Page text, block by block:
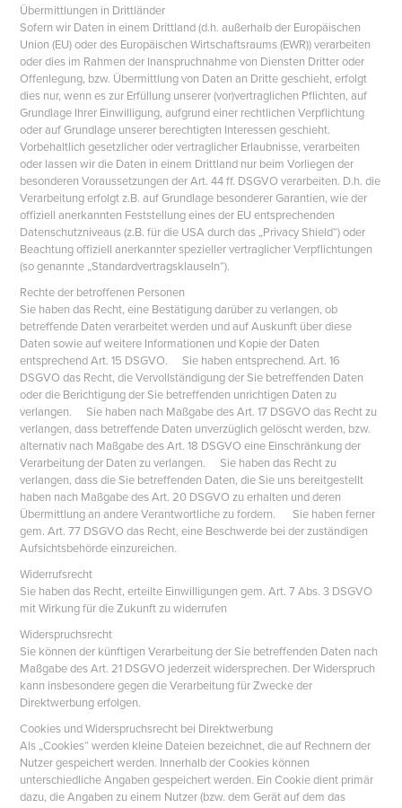
Übermittlungen in Drittländer
Sofern wir Daten in einem Drittland (d.h. außerhalb der Europäischen
Union (EU) oder des Europäischen Wirtschaftsraums (EWR)) verarbeiten
oder dies im Rahmen der Inanspruchnahme von Diensten Dritter oder
Offenlegung, bzw. Übermittlung von Daten an Dritte geschieht, erfolgt
dies nur, wenn es zur Erfüllung unserer (vor)vertraglichen Pflichten, auf
Grundlage Ihrer Einwilligung, aufgrund einer rechtlichen Verpflichtung
oder auf Grundlage unserer berechtigten Interessen geschieht.
Vorbehaltlich gesetzlicher oder vertraglicher Erlaubnisse, verarbeiten
oder lassen wir die Daten in einem Drittland nur beim Vorliegen der
besonderen Voraussetzungen der Art. 44 ff. DSGVO verarbeiten. D.h. die
Verarbeitung erfolgt z.B. auf Grundlage besonderer Garantien, wie der
offiziell anerkannten Feststellung eines der EU entsprechenden
Datenschutzniveaus (z.B. für die USA durch das „Privacy Shield“) oder
Beachtung offiziell anerkannter spezieller vertraglicher Verpflichtungen
(so genannte „Standardvertragsklauseln“).
Rechte der betroffenen Personen
Sie haben das Recht, eine Bestätigung darüber zu verlangen, ob
betreffende Daten verarbeitet werden und auf Auskunft über diese
Daten sowie auf weitere Informationen und Kopie der Daten
entsprechend Art. 15 DSGVO. Sie haben entsprechend. Art. 16
DSGVO das Recht, die Vervollständigung der Sie betreffenden Daten
oder die Berichtigung der Sie betreffenden unrichtigen Daten zu
verlangen. Sie haben nach Maßgabe des Art. 17 DSGVO das Recht zu
verlangen, dass betreffende Daten unverzüglich gelöscht werden, bzw.
alternativ nach Maßgabe des Art. 18 DSGVO eine Einschränkung der
Verarbeitung der Daten zu verlangen. Sie haben das Recht zu
verlangen, dass die Sie betreffenden Daten, die Sie uns bereitgestellt
haben nach Maßgabe des Art. 20 DSGVO zu erhalten und deren
Übermittlung an andere Verantwortliche zu fordern. Sie haben ferner
gem. Art. 77 DSGVO das Recht, eine Beschwerde bei der zuständigen
Aufsichtsbehörde einzureichen.
Widerrufsrecht
Sie haben das Recht, erteilte Einwilligungen gem. Art. 7 Abs. 3 DSGVO
mit Wirkung für die Zukunft zu widerrufen
Widerspruchsrecht
Sie können der künftigen Verarbeitung der Sie betreffenden Daten nach
Maßgabe des Art. 21 DSGVO jederzeit widersprechen. Der Widerspruch
kann insbesondere gegen die Verarbeitung für Zwecke der
Direktwerbung erfolgen.
Cookies und Widerspruchsrecht bei Direktwerbung
Als „Cookies“ werden kleine Dateien bezeichnet, die auf Rechnern der
Nutzer gespeichert werden. Innerhalb der Cookies können
unterschiedliche Angaben gespeichert werden. Ein Cookie dient primär
dazu, die Angaben zu einem Nutzer (bzw. dem Gerät auf dem das